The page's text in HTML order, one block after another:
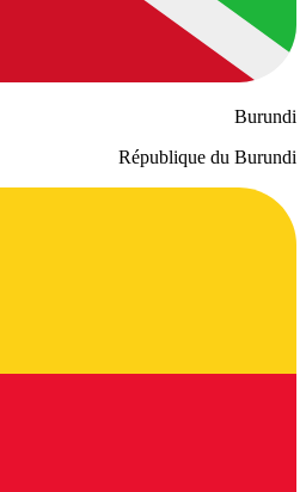
Burundi
République du Burundi